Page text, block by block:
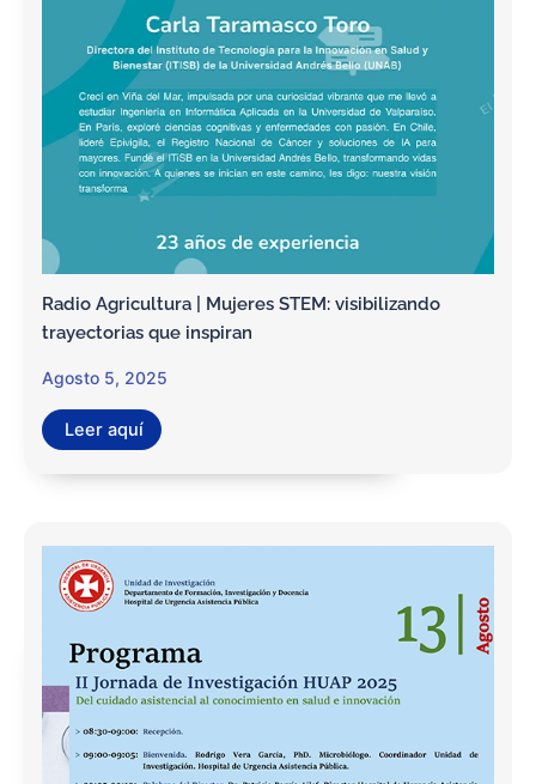
Radio Agricultura | Mujeres STEM: visibilizando
trayectorias que inspiran
Agosto 5, 2025
Leer aquí